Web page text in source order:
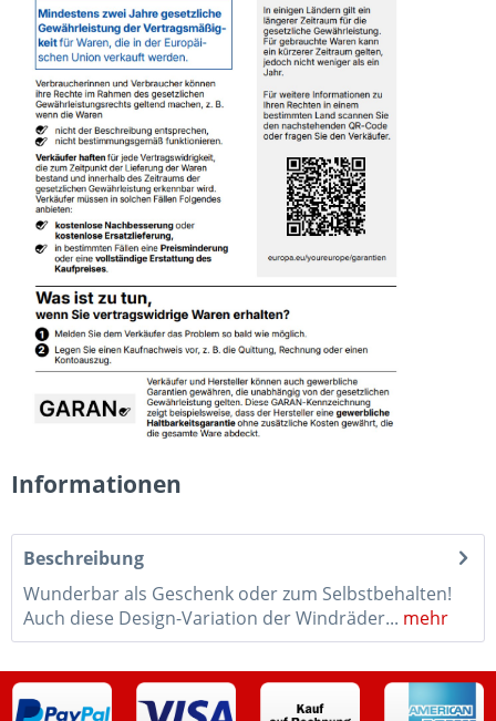
Informationen
Beschreibung
Wunderbar als Geschenk oder zum Selbstbehalten!
Auch diese Design-Variation der Windräder... mehr